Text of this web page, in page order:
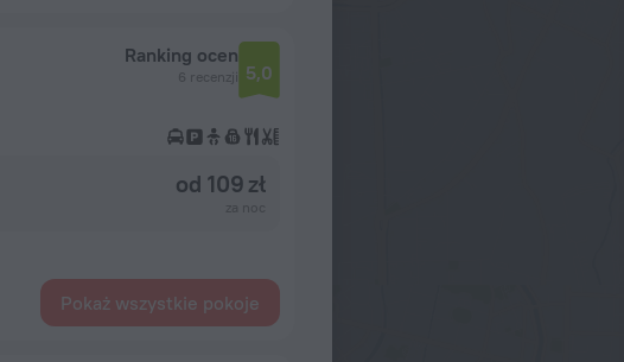
Ranking ocen
6 recenzji 5,0
od 109 zł
Pokaż wszystkie pokoje